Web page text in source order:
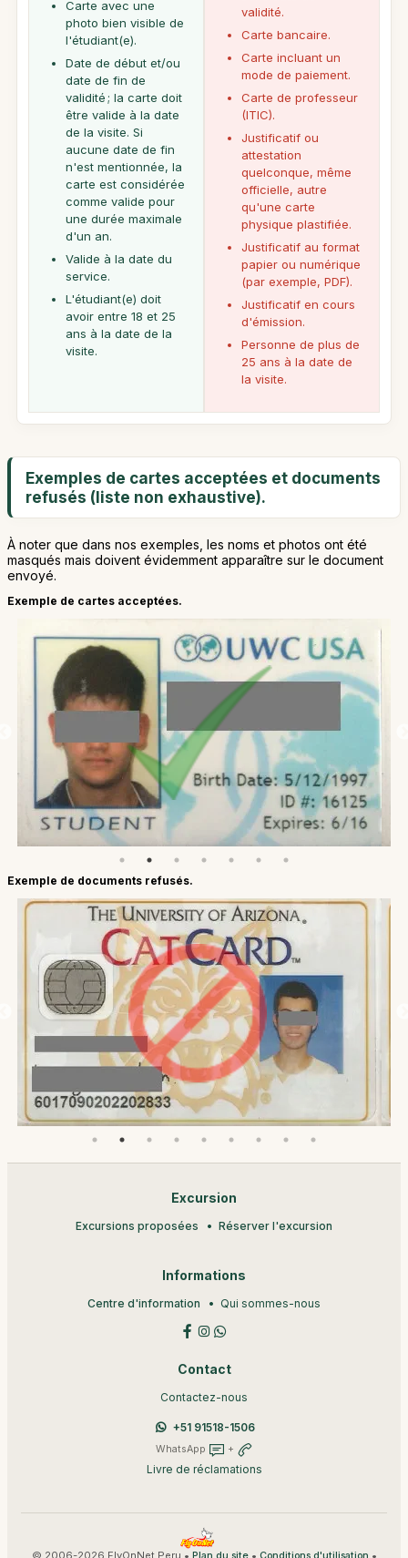
Carte avec une
photo bien visible de
l'étudiant(e).
Date de début et/ou
date de fin de
validité ; la carte doit
être valide à la date
de la visite. Si
aucune date de fin
n'est mentionnée, la
carte est considérée
comme valide pour
une durée maximale
d'un an.
Valide à la date du
service.
L'étudiant(e) doit
avoir entre 18 et 25
ans à la date de la
visite.
validité.
Carte bancaire.
Carte incluant un
mode de paiement.
Carte de professeur
(ITIC).
Justificatif ou
attestation
quelconque, même
officielle, autre
qu'une carte
physique plastifiée.
Justificatif au format
papier ou numérique
(par exemple, PDF).
Justificatif en cours
d'émission.
Personne de plus de
25 ans à la date de
la visite.
Exemples de cartes acceptées et documents
refusés (liste non exhaustive).
À noter que dans nos exemples, les noms et photos ont été
masqués mais doivent évidemment apparaître sur le document
envoyé.
Exemple de cartes acceptées.
Exemple de documents refusés.
Excursion
Excursions proposées Réserver l'excursion
Informations
Centre d'information Qui sommes-nous
Contact
Contactez-nous
+51 91518-1506
WhatsApp +
Livre de réclamations
© 2006-2026 FlyOnNet Peru • Plan du site• Conditions d'utilisation •